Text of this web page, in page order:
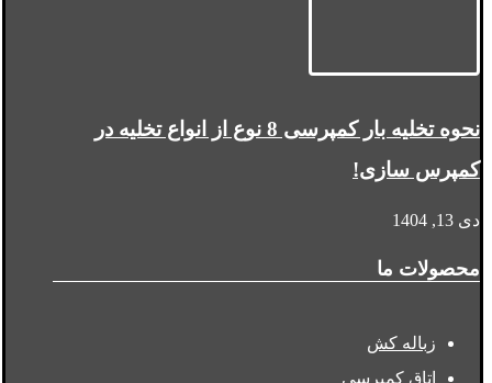
نحوه تخلیه بار کمپرسی 8 نوع از انواع تخلیه در
کمپرس سازی!
دی 13, 1404
محصولات ما
زباله کش
اتاق کمپرسی